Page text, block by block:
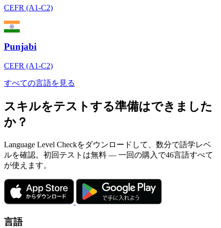
CEFR (A1-C2)
Punjabi
CEFR (A1-C2)
すべての言語を見る
スキルをテストする準備はできました
か？
Language Level Checkをダウンロードして、数分で語学レベ
ルを確認。初回テストは無料 — 一回の購入で46言語すべて
が使えます。
言語